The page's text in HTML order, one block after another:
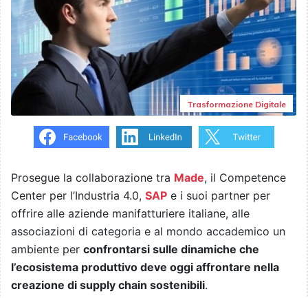
Trasformazione Digitale
Prosegue la collaborazione tra Made, il Competence
Center per l’Industria 4.0, SAP e i suoi partner per
offrire alle aziende manifatturiere italiane, alle
associazioni di categoria e al mondo accademico un
ambiente per confrontarsi sulle dinamiche che
l’ecosistema produttivo deve oggi affrontare nella
creazione di supply chain sostenibili.